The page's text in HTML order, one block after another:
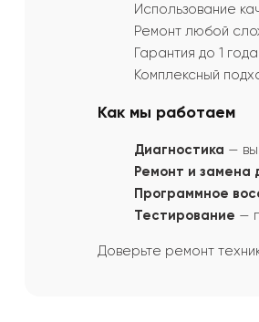
Использование
Ремонт любой
Гарантия до 1
Комплексный
Как мы работаем
Диагностика —
Ремонт и замена
Программное
Тестирование —
Доверьте ремонт